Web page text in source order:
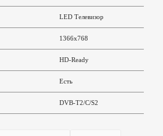
LED Телевизор
1366х768
HD-Ready
Есть
DVB-T2/C/S2